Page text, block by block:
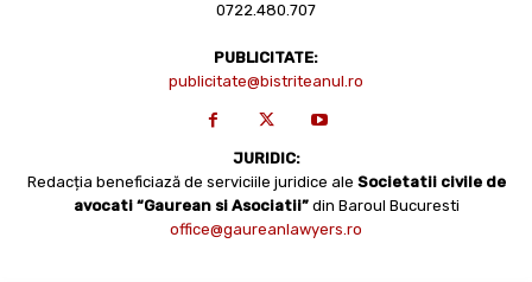
0722.480.707
PUBLICITATE:
publicitate@bistriteanul.ro
JURIDIC:
Redacția beneficiază de serviciile juridice ale Societatii civile de
avocati “Gaurean si Asociatii” din Baroul Bucuresti
office@gaureanlawyers.ro